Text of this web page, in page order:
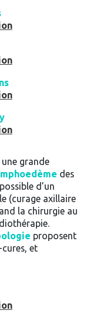
grande
des
d’un
(curage axillaire
la chirurgie au
proposent
et